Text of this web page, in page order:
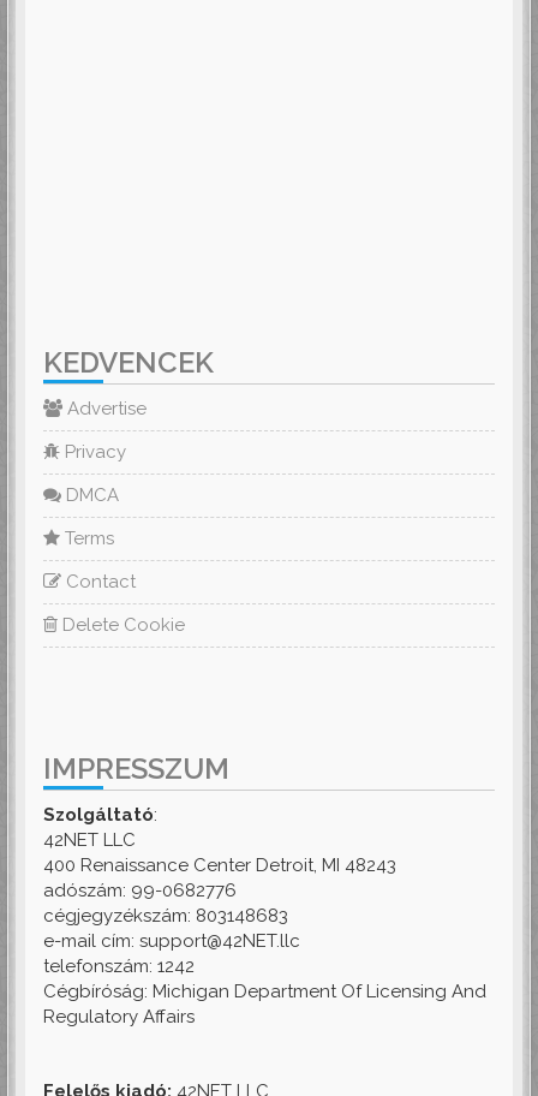
KEDVENCEK
Advertise
Privacy
DMCA
Terms
Contact
Delete Cookie
IMPRESSZUM
Szolgáltató:
42NET LLC
400 Renaissance Center Detroit, MI 48243
adószám: 99-0682776
cégjegyzékszám: 803148683
e-mail cím: support@42NET.llc
telefonszám: 1242
Cégbíróság: Michigan Department Of Licensing And
Regulatory Affairs
Felelős kiadó: 42NET LLC